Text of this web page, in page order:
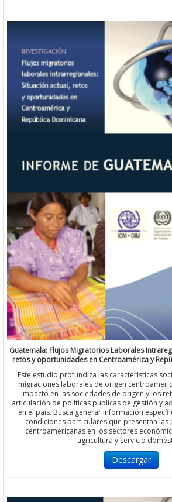
Guatemala: Flujos Migratorios Laborales
retos y oportunidades en Centroamérica y
Este estudio profundiza las características
migraciones laborales de origen
impacto en las sociedades de origen y los
articulación de políticas públicas de gestión y
en el país. Busca generar información
condiciones particulares que presentan las
centroamericanas en los sectores
agricultura y servicio
Descargar